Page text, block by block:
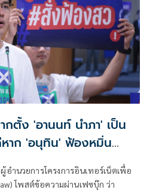
ตั้ง 'อานนท์ นำภา' เป็น
าก 'อนุทิน' ฟ้องหมิ่น
โพสต์ข้อความผ่านเฟซบุ๊ก ว่า